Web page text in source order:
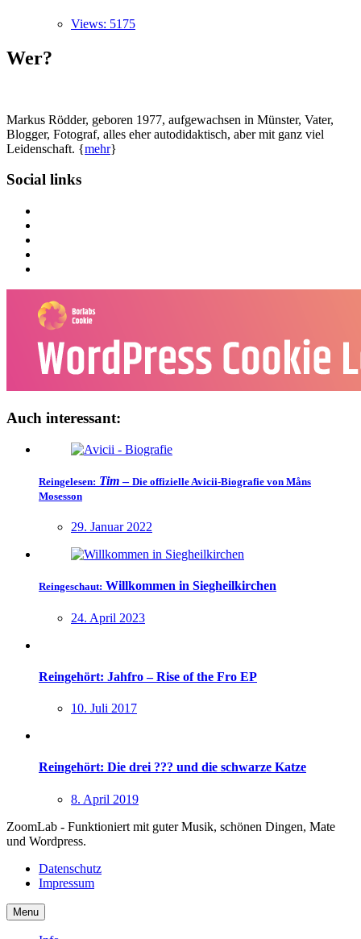
Views: 5175
Wer?
Markus Rödder, geboren 1977, aufgewachsen in Münster, Vater,
Blogger, Fotograf, alles eher autodidaktisch, aber mit ganz viel
Leidenschaft. {mehr}
Social links
Auch interessant:
Reingelesen: Tim– Die offizielle Avicii-Biografie von Måns
Mosesson
29. Januar 2022
Reingeschaut: Willkommen in Siegheilkirchen
24. April 2023
Reingehört: Jahfro – Rise of the Fro EP
10. Juli 2017
Reingehört: Die drei ??? und die schwarze Katze
8. April 2019
ZoomLab - Funktioniert mit guter Musik, schönen Dingen, Mate
und Wordpress.
Datenschutz
Impressum
Menu